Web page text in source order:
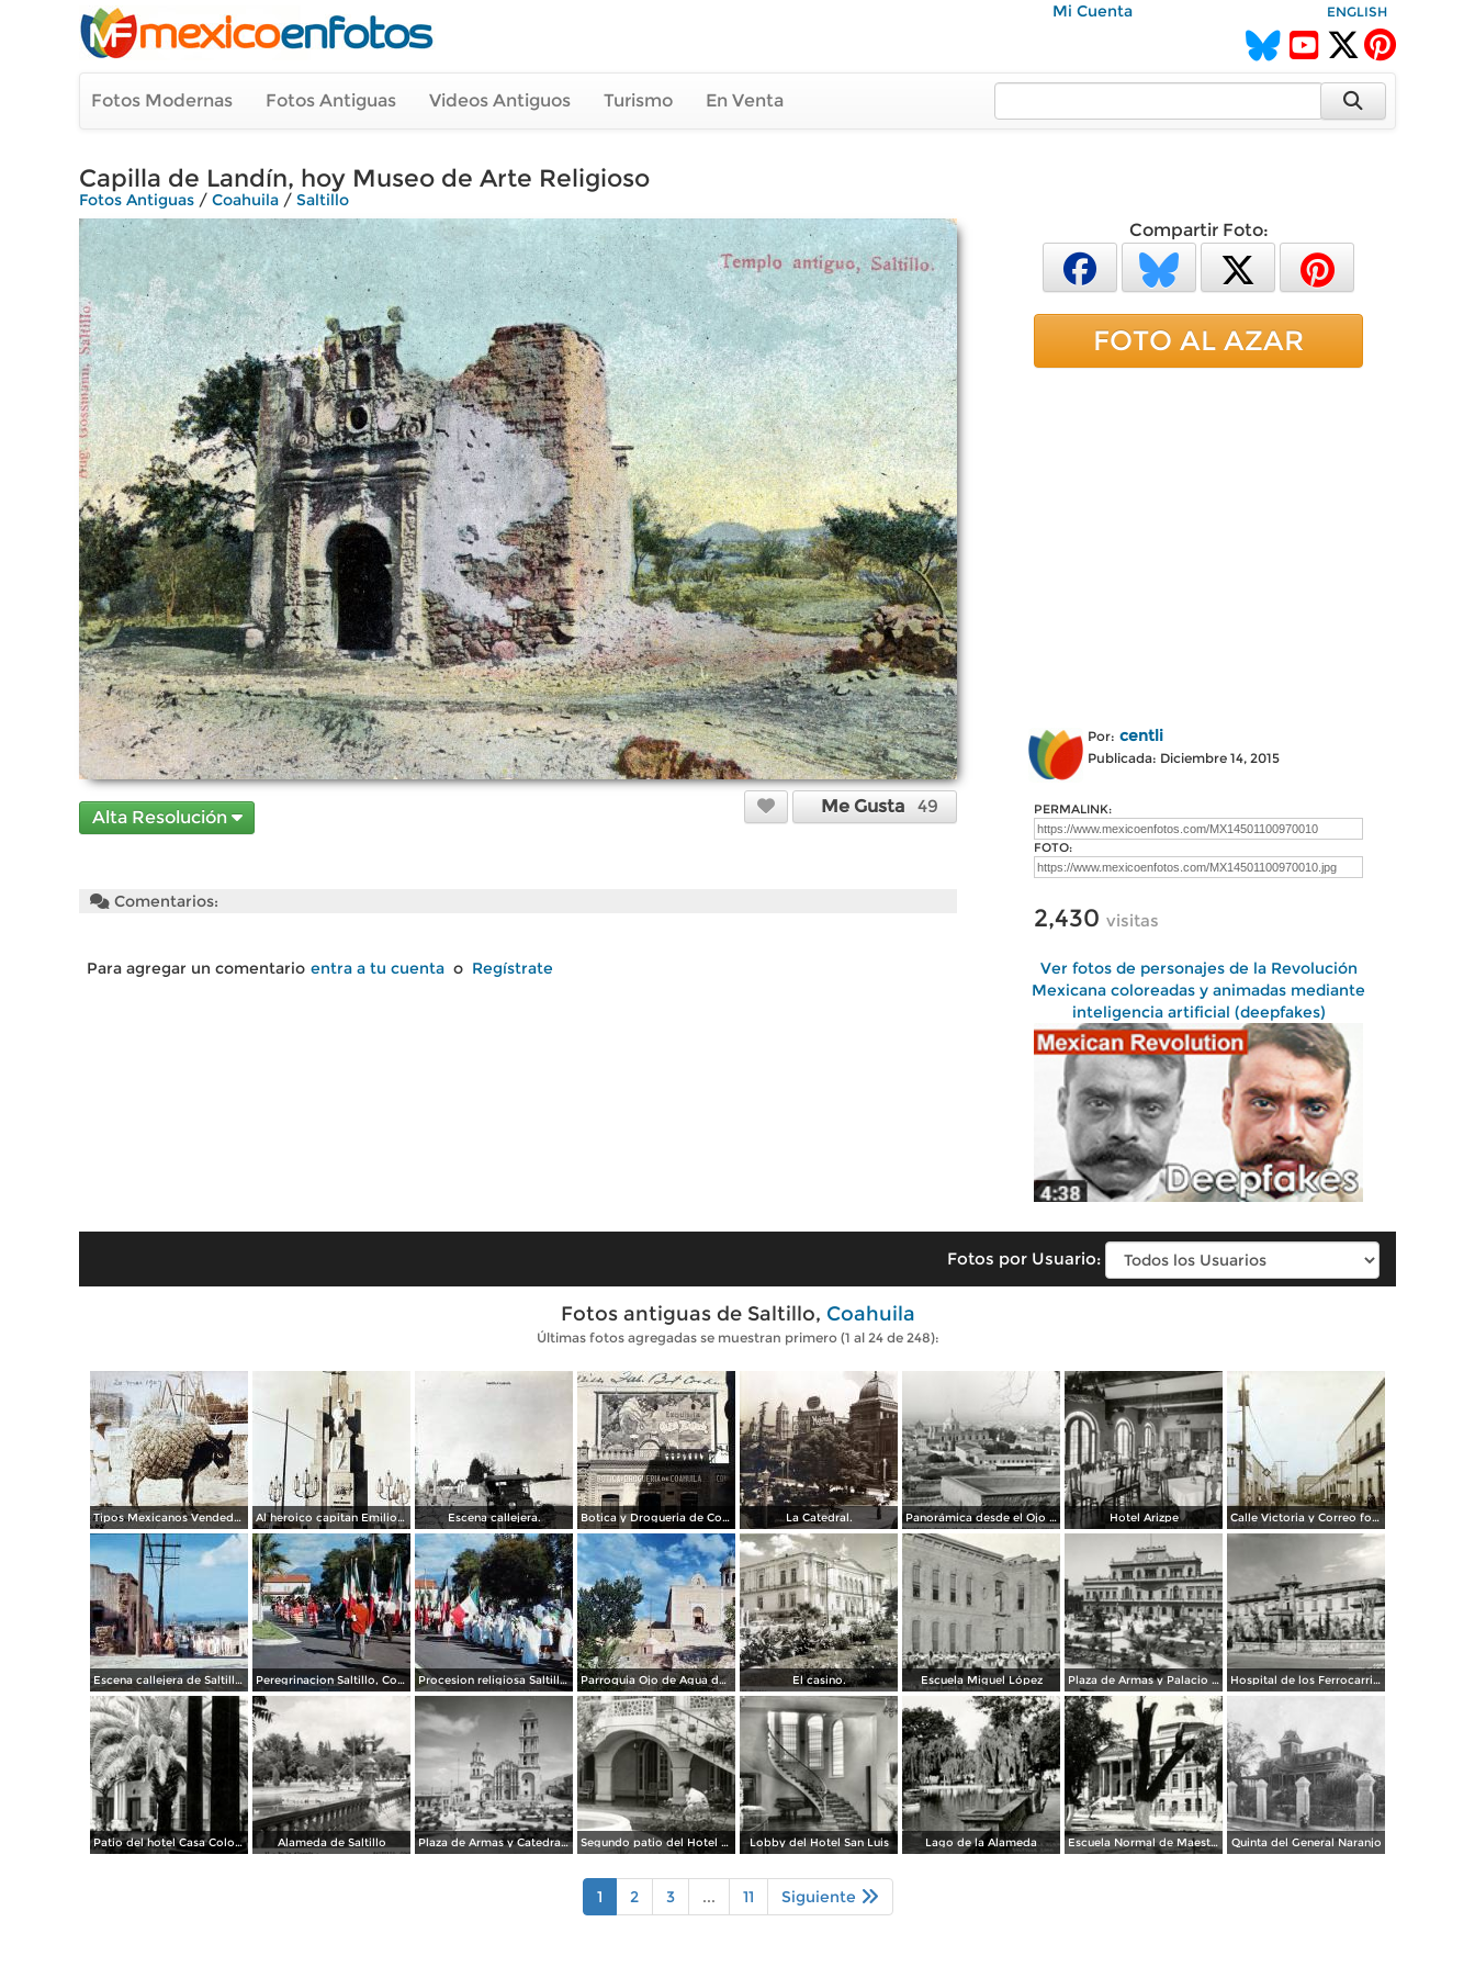
Mi Cuenta ENGLISH
Fotos Modernas Fotos Antiguas Videos Antiguos Turismo En Venta
Capilla de Landín, hoy Museo de Arte Religioso
Fotos Antiguas / Coahuila / Saltillo
Alta Resolución
Me Gusta 49
Comentarios:
Para agregar un comentario entra a tu cuenta o Regístrate
Compartir Foto:
FOTO AL AZAR
Por: centli
Publicada: Diciembre 14, 2015
PERMALINK:
FOTO:
2,430 visitas
Ver fotos de personajes de la Revolución
Mexicana coloreadas y animadas mediante
inteligencia artificial (deepfakes)
Fotos por Usuario:
Fotos antiguas de Saltillo, Coahuila
Últimas fotos agregadas se muestran primero (1 al 24 de 248):
Tipos Mexicanos Vendedores de paja. ( Circulada el 20 de Mayo de 1907 ). Al heroico capitan Emilio Carranza. Escena callejera. Botica y Drogueria de Coahuila. La Catedral. Panorámica desde el Ojo de Agua Hotel Arizpe Calle Victoria y Correo foto Macias ( Circulada el 18 de Julio de 1912 ).
Escena callejera de Saltillo, Coahuila 1959. Peregrinacion Saltillo, Coahuila 1959 Procesion religiosa Saltillo, Coahuila 1959. Parroquia Ojo de Agua donde se venera el Santo Cristo Saltillo, Coahuila 1959 El casino. Escuela Miguel López Plaza de Armas y Palacio de Gobierno Hospital de los Ferrocarriles
Patio del hotel Casa Colonial Alameda de Saltillo Plaza de Armas y Catedral de Saltillo Segundo patio del Hotel Arizpe Lobby del Hotel San Luis Lago de la Alameda Escuela Normal de Maestros Quinta del General Naranjo
1 2 3 ... 11 Siguiente